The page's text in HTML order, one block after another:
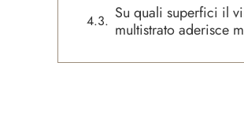
Su quali superfici il
multistrato aderisce